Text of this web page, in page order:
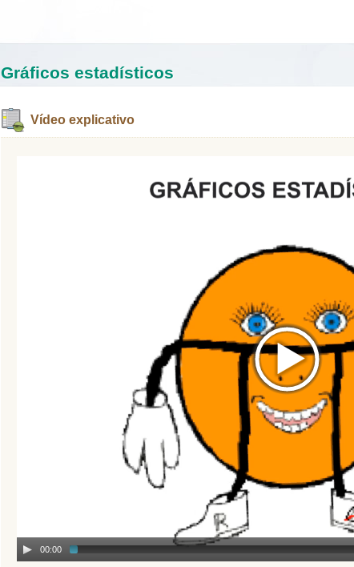
Gráficos estadísticos
Vídeo explicativo
00:00